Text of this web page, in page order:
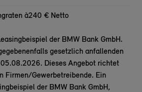
à240 € Netto
der BMW Bank GmbH.
gesetzlich anfallenden
Dieses Angebot richtet
Firmen/Gewerbetreibende. Ein
der BMW Bank GmbH,